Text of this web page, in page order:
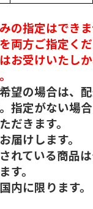
の指定はでき
両方ご指定く
お受けいたしか
望の場合は、
指定がない場
だきます。
けします。
れている商品
す。
に限ります。